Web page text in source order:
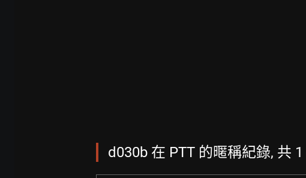
d030b 在 PTT 的暱稱紀錄, 共 1